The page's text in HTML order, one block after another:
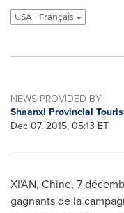
USA - Français
NEWS PROVIDED BY
Shaanxi Provincial
Dec 07, 2015, 05:13 ET
XI'AN, Chine, 7
gagnants de la